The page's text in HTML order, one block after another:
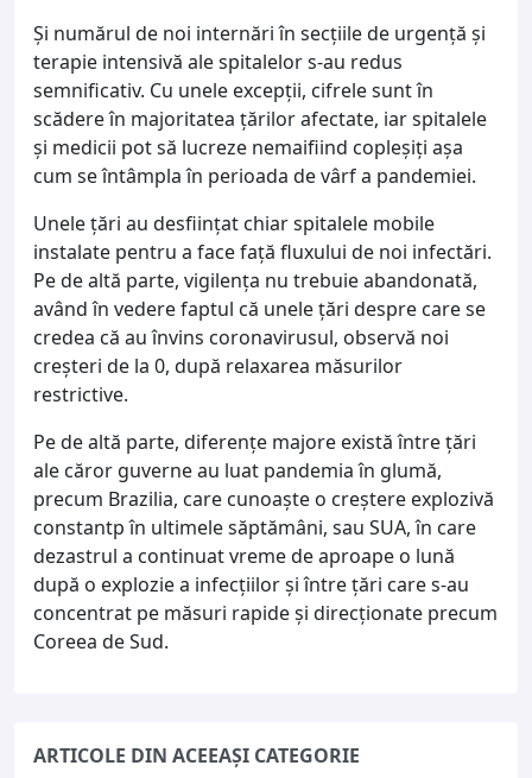
Şi numărul de noi internări în secţiile de urgenţă şi
terapie intensivă ale spitalelor s-au redus
semnificativ. Cu unele excepţii, cifrele sunt în
scădere în majoritatea ţărilor afectate, iar spitalele
şi medicii pot să lucreze nemaifiind copleşiţi aşa
cum se întâmpla în perioada de vârf a pandemiei.
Unele ţări au desfiinţat chiar spitalele mobile
instalate pentru a face faţă fluxului de noi infectări.
Pe de altă parte, vigilenţa nu trebuie abandonată,
având în vedere faptul că unele ţări despre care se
credea că au învins coronavirusul, observă noi
creșteri de la 0, după relaxarea măsurilor
restrictive.
Pe de altă parte, diferenţe majore există între ţări
ale căror guverne au luat pandemia în glumă,
precum Brazilia, care cunoaște o creștere explozivă
constantp în ultimele săptămâni, sau SUA, în care
dezastrul a continuat vreme de aproape o lună
după o explozie a infecţiilor şi între ţări care s-au
concentrat pe măsuri rapide şi direcţionate precum
Coreea de Sud.
ARTICOLE DIN ACEEAȘI CATEGORIE